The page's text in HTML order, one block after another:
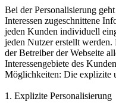
Bei der Personalisierung
Interessen zugeschnittene
jeden Kunden individuell
jeden Nutzer erstellt
der Betreiber der Webseite
Interessengebiete des
Möglichkeiten: Die explizite
1. Explizite Personalisierung